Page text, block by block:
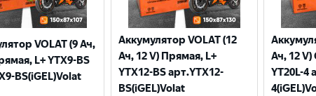
VOLAT (9 Ач,
L+ YTX9-BS
BS(iGEL)Volat
Аккумулятор VOLAT (12
Ач, 12 V) Прямая, L+
YTX12-BS арт.YTX12-
BS(iGEL)Volat
Ач, 12
YT20L-4